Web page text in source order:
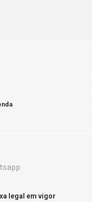
legal em vigor